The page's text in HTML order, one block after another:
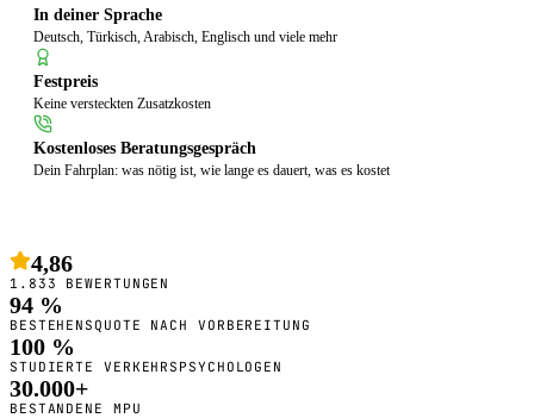
In deiner Sprache
Deutsch, Türkisch, Arabisch, Englisch und viele mehr
Festpreis
Keine versteckten Zusatzkosten
Kostenloses Beratungsgespräch
Dein Fahrplan: was nötig ist, wie lange es dauert, was es kostet
4,86
1.833 BEWERTUNGEN
94 %
BESTEHENSQUOTE NACH VORBEREITUNG
100 %
STUDIERTE VERKEHRSPSYCHOLOGEN
30.000+
BESTANDENE MPU